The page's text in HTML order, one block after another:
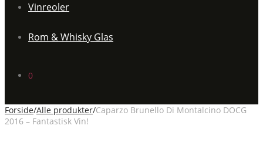
Vinreoler
Rom & Whisky Glas
0
Forside/Alle produkter/Caparzo Brunello Di Montalcino DOCG
2016 – Fantastisk Vin!